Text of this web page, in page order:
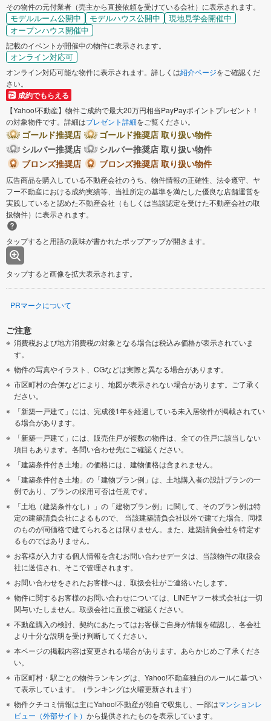
その物件の元付業者（売主から直接依頼を受けている会社）に表示されます。
モデルルーム公開中 モデルハウス公開中
現地見学会開催中
オープンハウス開催中
記載のイベントが開催中の物件に表示されます。
オンライン対応可
オンライン対応可能な物件に表示されます。詳しくは紹介ページをご確認くだ
さい。
成約でもらえる
【Yahoo!不動産】物件ご成約で最大20万円相当PayPayポイントプレゼント！
の対象物件です。詳細はプレゼント詳細をご覧ください。
ゴールド推奨店
ゴールド推奨店 取り扱い物件
シルバー推奨店
シルバー推奨店 取り扱い物件
ブロンズ推奨店
ブロンズ推奨店 取り扱い物件
広告商品を購入している不動産会社のうち、物件情報の正確性、法令遵守、ヤ
フー不動産における成約実績等、当社所定の基準を満たした優良な店舗運営を
実践していると認めた不動産会社（もしくは当該認定を受けた不動産会社の取
扱物件）に表示されます。
タップすると用語の意味が書かれたポップアップが開きます。
タップすると画像を拡大表示されます。
PRマークについて
ご注意
消費税および地方消費税の対象となる場合は税込み価格が表示されていま
す。
物件の写真やイラスト、CGなどは実際と異なる場合があります。
市区町村の合併などにより、地図が表示されない場合があります。ご了承く
ださい。
「新築一戸建て」には、完成後1年を経過している未入居物件が掲載されてい
る場合があります。
「新築一戸建て」には、販売住戸が複数の物件は、全ての住戸に該当しない
項目もあります。各問い合わせ先にご確認ください。
「建築条件付き土地」の価格には、建物価格は含まれません。
「建築条件付き土地」の「建物プラン例」は、土地購入者の設計プランの一
例であり、プランの採用可否は任意です。
「土地（建築条件なし）」の「建物プラン例」に関して、そのプラン例は特
定の建築請負会社によるもので、 当該建築請負会社以外で建てた場合、同様
のものが同価格で建てられるとは限りません。また、建築請負会社を特定す
るものではありません。
お客様が入力する個人情報を含むお問い合わせデータは、当該物件の取扱会
社に送信され、そこで管理されます。
お問い合わせをされたお客様へは、取扱会社がご連絡いたします。
物件に関するお客様のお問い合わせについては、LINEヤフー株式会社は一切
関与いたしません。取扱会社に直接ご確認ください。
不動産購入の検討、契約にあたってはお客様ご自身が情報を確認し、各会社
より十分な説明を受け判断してください。
本ページの掲載内容は変更される場合があります。あらかじめご了承くださ
い。
市区町村・駅ごとの物件ランキングは、Yahoo!不動産独自のルールに基づい
て表示しています。（ランキングは火曜更新されます）
物件クチコミ情報は主にYahoo!不動産が独自で収集し、一部はマンションレ
ビュー（外部サイト） から提供されたものを表示しています。